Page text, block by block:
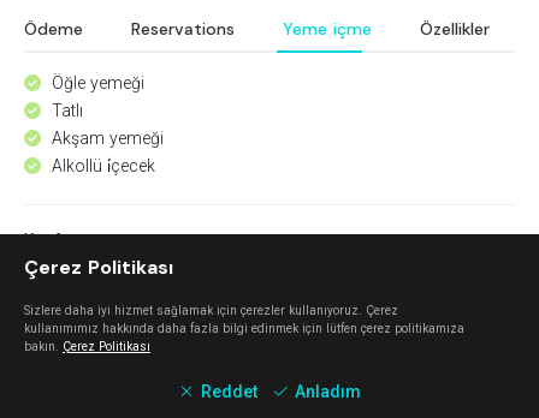
Ödeme Reservations Yeme içme Özellikler
^ Öğle yemeği
^ Tatlı
^ Akşam yemeği
^ Alkollü i̇çecek
Keşfet
Mahalle Güzelbahçe
Çerez Politikası
Sizlere daha iyi hizmet sağlamak için çerezler kullanıyoruz. Çerez
kullanımımız hakkında daha fazla bilgi edinmek için lütfen çerez politikamıza
bakın. Çerez Politikası
Reddet Anladım